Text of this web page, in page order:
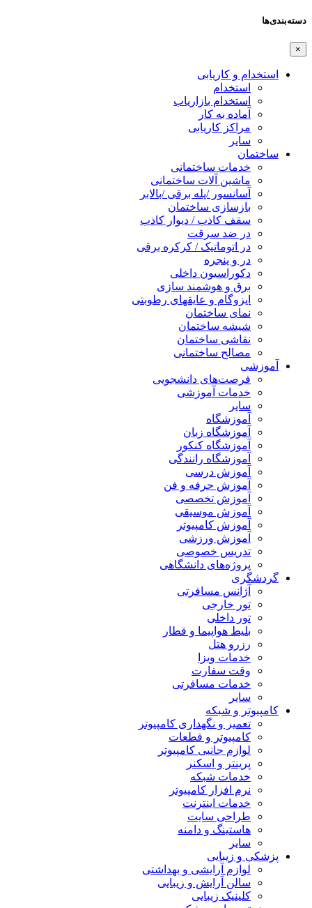
دسته‌بندی‌ها
×
استخدام و کاریابی
استخدام
استخدام بازاریاب
آماده به کار
مراکز کاریابی
سایر
ساختمان
خدمات ساختمانی
ماشین آلات ساختمانی
آسانسور /پله برقی /بالابر
بازسازی ساختمان
سقف کاذب / دیوار کاذب
در ضد سرقت
در اتوماتیک / کرکره برقی
در و پنجره
دکوراسیون داخلی
برق و هوشمند سازی
ایزوگام و عایقهای رطوبتی
نمای ساختمان
شیشه ساختمان
نقاشی ساختمان
مصالح ساختمانی
آموزشی
فرصت‌های دانشجویی
خدمات آموزشی
سایر
آموزشگاه
آموزشگاه زبان
آموزشگاه کنکور
آموزشگاه رانندگی
آموزش درسی
آموزش حرفه و فن
آموزش تخصصی
آموزش موسیقی
آموزش کامپیوتر
آموزش ورزشی
تدریس خصوصی
پروژه‌های دانشگاهی
گردشگری
آژانس مسافرتی
تور خارجی
تور داخلی
بلیط هواپیما و قطار
رزرو هتل
خدمات ویزا
وقت سفارت
خدمات مسافرتی
سایر
کامپیوتر و شبکه
تعمیر و نگهداری کامپیوتر
کامپیوتر و قطعات
لوازم جانبی کامپیوتر
پرینتر و اسکنر
خدمات شبکه
نرم افزار کامپیوتر
خدمات اینترنت
طراحی سایت
هاستینگ و دامنه
سایر
پزشکی و زیبایی
لوازم آرایشی و بهداشتی
سالن آرایش و زیبایی
کلینیک زیبایی